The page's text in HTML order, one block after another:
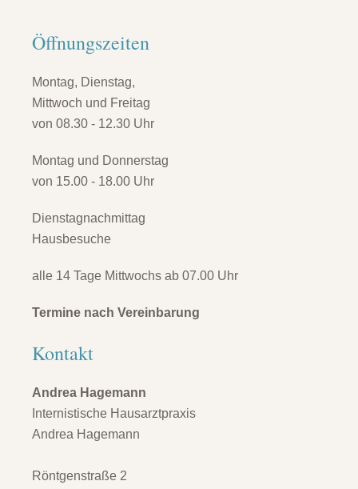
Öffnungszeiten
Montag, Dienstag,
Mittwoch und Freitag
von 08.30 - 12.30 Uhr
Montag und Donnerstag
von 15.00 - 18.00 Uhr
Dienstagnachmittag
Hausbesuche
alle 14 Tage Mittwochs ab 07.00 Uhr
Termine nach Vereinbarung
Kontakt
Andrea Hagemann
Internistische Hausarztpraxis
Andrea Hagemann
Röntgenstraße 2